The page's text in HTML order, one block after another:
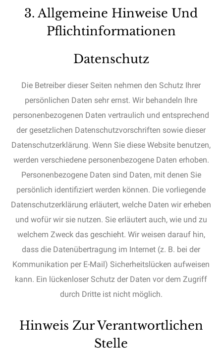
3. Allgemeine Hinweise Und
Pflichtinformationen
Datenschutz
Die Betreiber dieser Seiten nehmen den Schutz Ihrer
persönlichen Daten sehr ernst. Wir behandeln Ihre
personenbezogenen Daten vertraulich und entsprechend
der gesetzlichen Datenschutzvorschriften sowie dieser
Datenschutzerklärung. Wenn Sie diese Website benutzen,
werden verschiedene personenbezogene Daten erhoben.
Personenbezogene Daten sind Daten, mit denen Sie
persönlich identifiziert werden können. Die vorliegende
Datenschutzerklärung erläutert, welche Daten wir erheben
und wofür wir sie nutzen. Sie erläutert auch, wie und zu
welchem Zweck das geschieht. Wir weisen darauf hin,
dass die Datenübertragung im Internet (z. B. bei der
Kommunikation per E-Mail) Sicherheitslücken aufweisen
kann. Ein lückenloser Schutz der Daten vor dem Zugriff
durch Dritte ist nicht möglich.
Hinweis Zur Verantwortlichen
Stelle